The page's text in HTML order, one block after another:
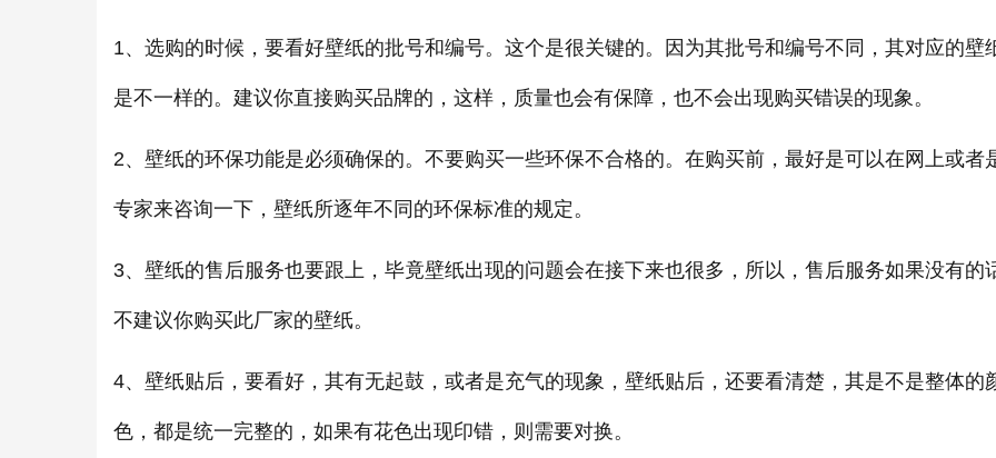
1、选购的时候，要看好壁纸的批号和编号。这个是很关键的。因为其批号和编号不同，其对应的壁
是不一样的。建议你直接购买品牌的，这样，质量也会有保障，也不会出现购买错误的现象。
2、壁纸的环保功能是必须确保的。不要购买一些环保不合格的。在购买前，最好是可以在网上或者
专家来咨询一下，壁纸所逐年不同的环保标准的规定。
3、壁纸的售后服务也要跟上，毕竟壁纸出现的问题会在接下来也很多，所以，售后服务如果没有的
不建议你购买此厂家的壁纸。
4、壁纸贴后，要看好，其有无起鼓，或者是充气的现象，壁纸贴后，还要看清楚，其是不是整体的
色，都是统一完整的，如果有花色出现印错，则需要对换。